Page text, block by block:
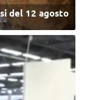
del 12 agosto